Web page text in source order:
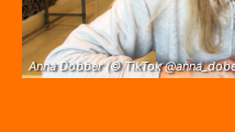
Anna Dobber (© TikTok